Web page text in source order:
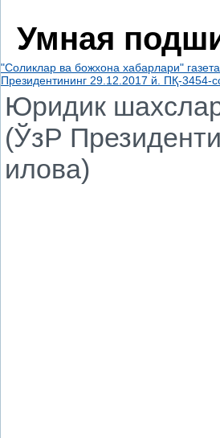
Умная
"Соликлар ва божхона хабарлари"
Президентининг 29.12.2017 й. ПҚ-3454-
Юридик
(ЎзР
илова)